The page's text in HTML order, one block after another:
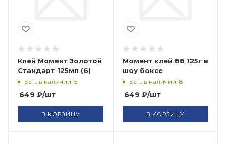
Клей Момент Золотой
Стандарт 125мл (6)
Есть в наличии: 5
649 ₽/шт
В КОРЗИНУ
Момент клей 88 125г в
шоу боксе
Есть в наличии: 8
649 ₽/шт
В КОРЗИНУ